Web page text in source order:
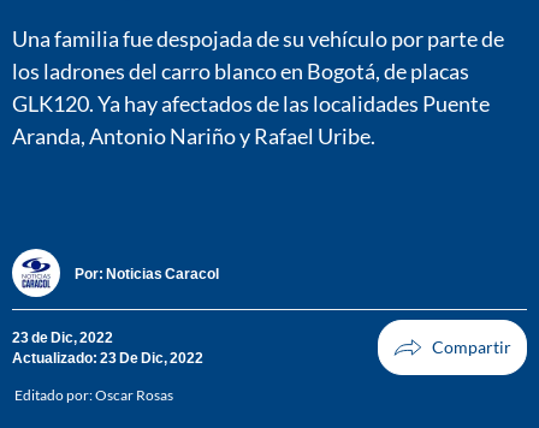
Una familia fue despojada de su vehículo por parte de
los ladrones del carro blanco en Bogotá, de placas
GLK120. Ya hay afectados de las localidades Puente
Aranda, Antonio Nariño y Rafael Uribe.
Por: Noticias Caracol
23 de Dic, 2022
Actualizado: 23 De Dic, 2022
Editado por:Oscar Rosas